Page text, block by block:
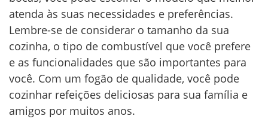
atenda às suas necessidades e preferências.
Lembre-se de considerar o tamanho da sua
cozinha, o tipo de combustível que você prefere
e as funcionalidades que são importantes para
você. Com um fogão de qualidade, você pode
cozinhar refeições deliciosas para sua família e
amigos por muitos anos.